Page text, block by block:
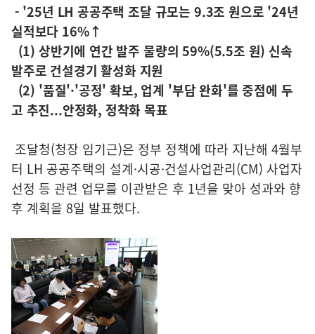
- '25년 LH 공공주택 조달 규모는 9.3조 원으로 '24년
실적보다 16%↑
(1) 상반기에 연간 발주 물량의 59%(5.5조 원) 신속
발주로 건설경기 활성화 지원
(2) '품질'·'공정' 확보, 업계 '부담 완화'를 중점에 두
고 추진...안정화, 정착화 목표
조달청(청장 임기근)은 정부 정책에 따라 지난해 4월부
터 LH 공공주택의 설계·시공·건설사업관리(CM) 사업자
선정 등 관련 업무를 이관받은 후 1년을 맞아 성과와 향
후 계획을 8일 발표했다.